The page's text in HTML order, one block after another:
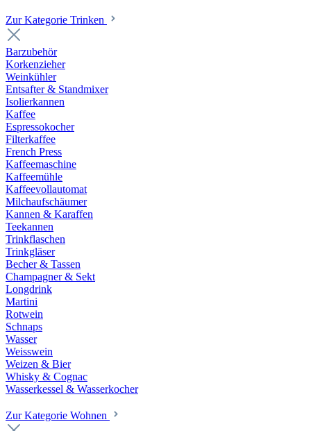
Zur Kategorie Trinken
Barzubehör
Korkenzieher
Weinkühler
Entsafter & Standmixer
Isolierkannen
Kaffee
Espressokocher
Filterkaffee
French Press
Kaffeemaschine
Kaffeemühle
Kaffeevollautomat
Milchaufschäumer
Kannen & Karaffen
Teekannen
Trinkflaschen
Trinkgläser
Becher & Tassen
Champagner & Sekt
Longdrink
Martini
Rotwein
Schnaps
Wasser
Weisswein
Weizen & Bier
Whisky & Cognac
Wasserkessel & Wasserkocher
Zur Kategorie Wohnen